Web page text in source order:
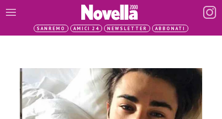
SANREMO AMICI 24 NEWSLETTER ABBONATI